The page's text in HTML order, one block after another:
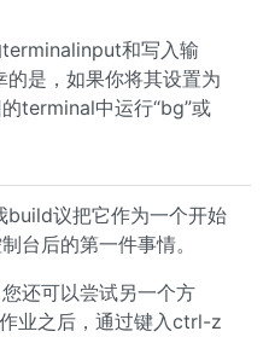
和写入输
是，如果你将其设置为
terminal中运行“bg”或
build议把它作为一个开始
台后的第一件事情。
还可以尝试另一个方
业之后，通过键入ctrl-z